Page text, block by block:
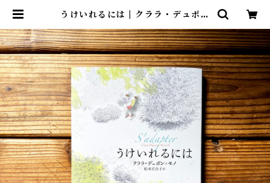
うけいれるには | クララ・デュポン
九鬼町 漁村の本屋 トンガ坂文庫